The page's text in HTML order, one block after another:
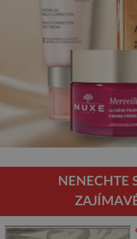
NENECHTE